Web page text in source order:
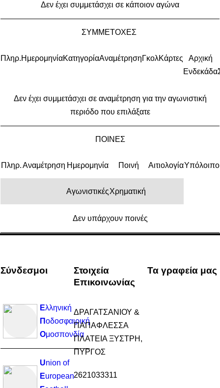
Δεν έχει συμμετάσχει σε κάποιον αγώνα
ΣΥΜΜΕΤΟΧΕΣ
Πληρ.ΗμερομηνίαΚατηγορίαΑναμέτρησηΓκολΚάρτες
Αρχική
Ενδεκάδα
Δεν έχει συμμετάσχει σε αναμέτρηση για την αγωνιστική
περιόδο που επιλάξατε
ΠΟΙΝΕΣ
Πληρ.Αναμέτρηση Ημερομηνία Ποινή ΑιτιολογίαΥπόλοιπο
ΑγωνιστικέςΧρηματική
Δεν υπάρχουν ποινές
Σύνδεσμοι
Ελληνική
Ποδοσφαιρική
Ομοσπονδία
Union of
European
Στοιχεία
Επικοινωνίας
ΔΡΑΓΑΤΣΑΝΙΟΥ &
ΠΑΠΑΦΛΕΣΣΑ
ΠΛΑΤΕΙΑ ΞΥΣΤΡΗ,
ΠΥΡΓΟΣ
2621033311
Τα γραφεία μας